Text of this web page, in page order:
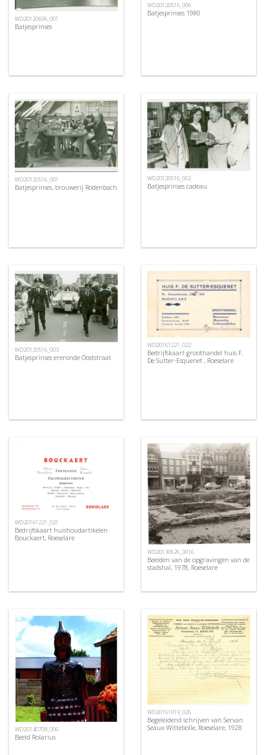
WD20120606_001
Batjesprinses
WD20120516_006
Batjesprinses 1980
WD20120516_001
Batjesprinses, brouwerij Rodenbach
WD20120516_002
Batjesprinses cadeau
WD20120516_003
Batjesprinses ereronde Ooststraat
WD20161221_022
Bedrijfskaart groothandel huis F.
De Sutter-Esquenet , Roeselare
WD20161221_021
Bedrijfskaart huishoudartikelen
Bouckaert, Roeselare
WD20130626_0016
Beelden van de opgravingen van de
stadshal, 1978, Roeselare
WD20140708_006
Beeld Rolarius
WD20161019_026
Begeleidend schrijven van Servan
Seaux-Wittebolle, Roeselare, 1928